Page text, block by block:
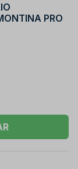
PRO